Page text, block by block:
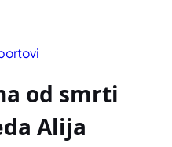
od smrti
Alija